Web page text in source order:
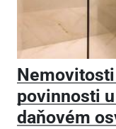
povinnosti
daňovém